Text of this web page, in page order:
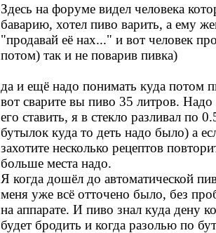
Здесь на форуме видел человека
баварию, хотел пиво варить, а ему
"продавай её нах..." и вот человек
потом) так и не поварив пивка)
да и ещё надо понимать куда потом
вот сварите вы пиво 35 литров. Надо
его ставить, я в стекло разливал по
бутылок куда то деть надо было) а
захотите несколько рецептов
больше места надо.
Я когда дошёл до автоматической
меня уже всё отточено было, без
на аппарате. И пиво знал куда дену
будет бродить и когда разолью по